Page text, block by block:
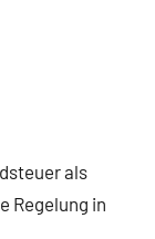
als
Regelung in